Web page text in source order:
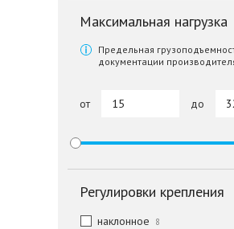
Максимальная нагрузка
Предельная
документации
от до
Регулировки крепления
наклонное 8